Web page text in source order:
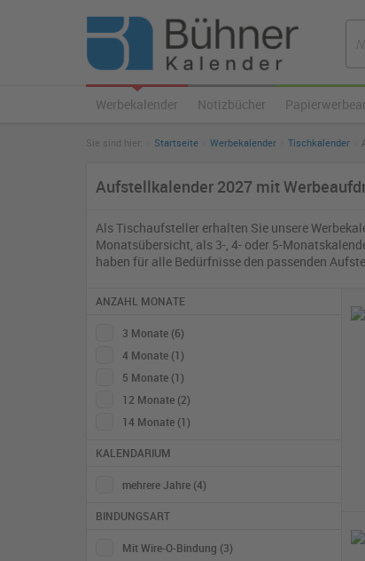
Werbekalender Notizbücher
Sie sind hier: Startseite Werbekalender Tischkalender
Aufstellkalender 2027 mit
Als Tischaufsteller erhalten Sie unsere
Monatsübersicht, als 3-, 4- oder 5-
haben für alle Bedürfnisse den passenden
ANZAHL MONATE
3 Monate (6)
4 Monate (1)
5 Monate (1)
12 Monate (2)
14 Monate (1)
KALENDARIUM
mehrere Jahre (4)
BINDUNGSART
Mit Wire-O-Bindung (3)